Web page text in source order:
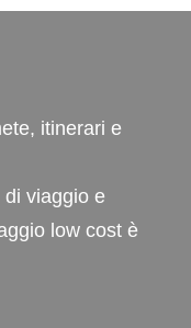
itinerari e
viaggio e
low cost è